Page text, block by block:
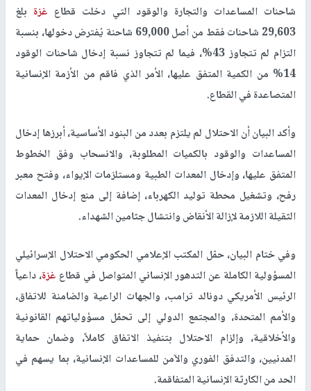
شاحنات المساعدات والتجارة والوقود التي دخلت قطاع غزة بلغ
29,603 شاحنات فقط من أصل 69,000 شاحنة يُفترض دخولها، بنسبة
التزام لم تتجاوز 43%، فيما لم تتجاوز نسبة إدخال شاحنات الوقود
14% من الكمية المتفق عليها، الأمر الذي فاقم من الأزمة الإنسانية
المتصاعدة في القطاع.
وأكد البيان أن الاحتلال لم يلتزم بعدد من البنود الأساسية، أبرزها إدخال
المساعدات والوقود بالكميات المطلوبة، والانسحاب وفق الخطوط
المتفق عليها، وإدخال المعدات الطبية ومستلزمات الإيواء، وفتح معبر
رفح، وتشغيل محطة توليد الكهرباء، إضافة إلى منع إدخال المعدات
الثقيلة اللازمة لإزالة الأنقاض وانتشال جثامين الشهداء.
وفي ختام البيان، حمّل المكتب الإعلامي الحكومي الاحتلال الإسرائيلي
المسؤولية الكاملة عن التدهور الإنساني المتواصل في قطاع غزة، داعياً
الرئيس الأمريكي دونالد ترامب، والجهات الراعية والضامنة للاتفاق،
والأمم المتحدة، والمجتمع الدولي إلى تحمّل مسؤولياتهم القانونية
والأخلاقية، وإلزام الاحتلال بتنفيذ الاتفاق كاملاً، وضمان حماية
المدنيين، والتدفق الفوري والآمن للمساعدات الإنسانية، بما يسهم في
الحد من الكارثة الإنسانية المتفاقمة.